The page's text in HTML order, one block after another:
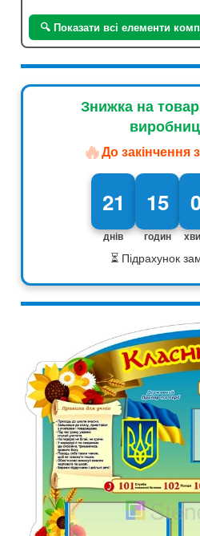
🔍 Показати всі елементи
Знижка на
🔥До закінчення
21
днів
15
годин
⏳ Підрахунок